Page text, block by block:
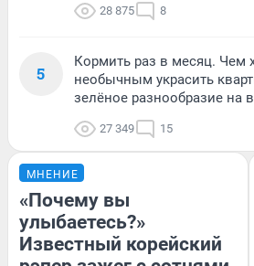
28 875 8
5
Кормить раз в месяц.
необычным украсить
зелёное разнообразие на
27 349 15
МНЕНИЕ
«Почему вы
улыбаетесь?»
Известный корейский